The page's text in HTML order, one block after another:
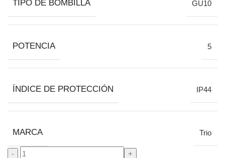
TIPO DE BOMBILLA GU10
POTENCIA 5
ÍNDICE DE PROTECCIÓN IP44
MARCA Trio